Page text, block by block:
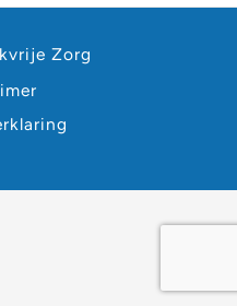
Zorg